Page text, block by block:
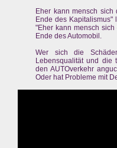
Eher kann mensch
Ende des Kapitalismus"
"Eher kann mensch
Ende des Automobil.
Wer sich die
Lebensqualität und die
den AUTOverkehr
Oder hat Probleme mit